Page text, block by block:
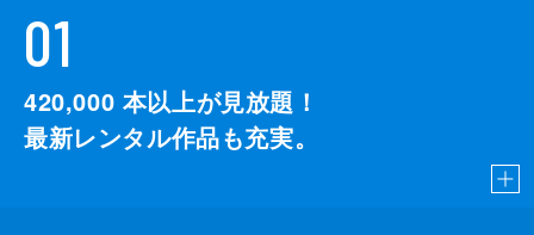
01
420,000 本以上が見放題！
最新レンタル作品も充実。